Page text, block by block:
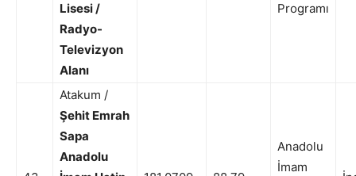
Lisesi /
Radyo-
Televizyon
Alanı
Programı
Atakum /
Şehit Emrah
Sapa
Anadolu
Anadolu
İmam